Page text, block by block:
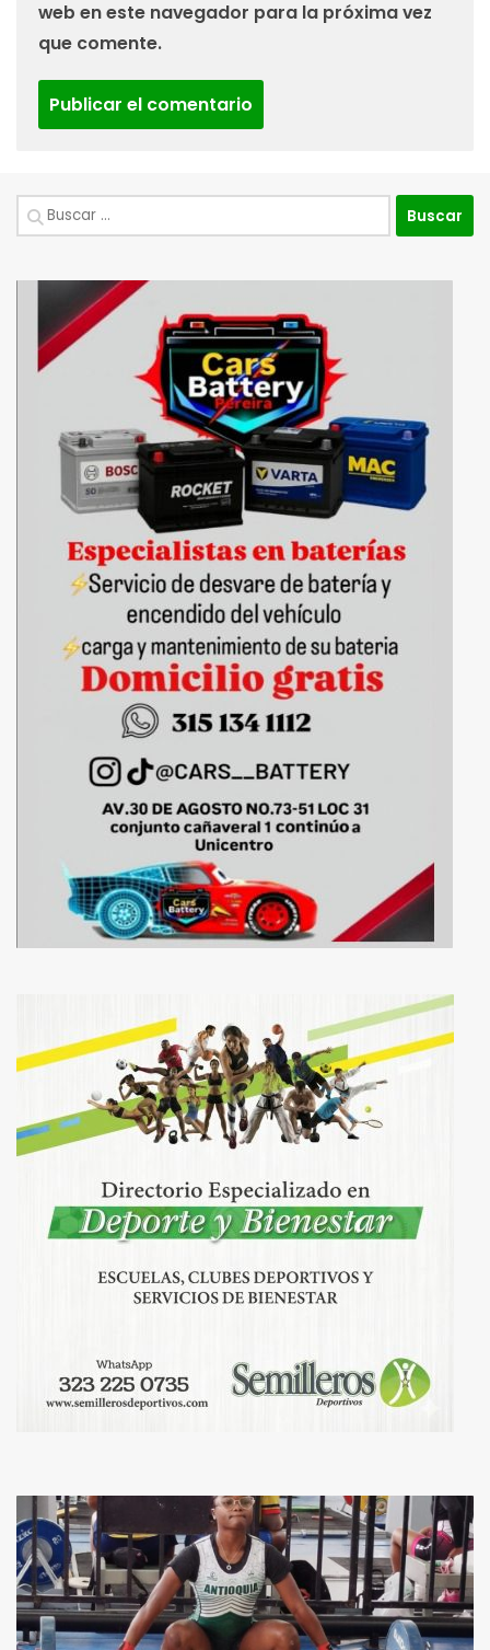
web en este navegador para la próxima vez
que comente.
Buscar: